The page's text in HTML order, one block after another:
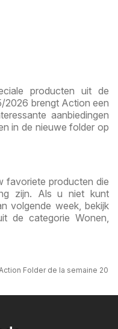
producten uit de
2026 brengt Action een
aanbiedingen
in de nieuwe folder op
favoriete producten die
zijn. Als u niet kunt
volgende week, bekijk
de categorie Wonen,
Action Folder de la semaine 20